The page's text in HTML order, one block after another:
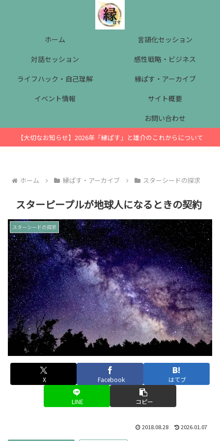
ホーム
言語化セッション
対話セッション
感性戦略・ビジネス
ライフハック・自己理解
縁ぱす・アーカイブ
イベント情報
サイト概要
お問い合わせ
【大切なお知らせ】2026年「縁ぱす」と雄介のこれからについて
ホーム 縁ぱす・アーカイブ スターシードの探求
スターピープルが地球人になるときの契約
スターシードの探求
X Facebook はてブ
LINE コピー
2018.08.28 2026.01.07